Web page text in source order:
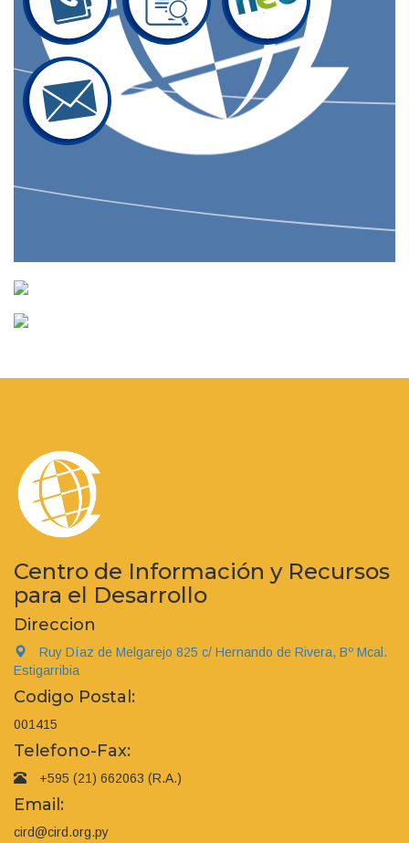
Centro de Información y Recursos
para el Desarrollo
Direccion
Ruy Díaz de Melgarejo 825 c/ Hernando de Rivera, Bº Mcal.
Estigarribia
Codigo Postal:
001415
Telefono-Fax:
+595 (21) 662063 (R.A.)
Email:
cird@cird.org.py